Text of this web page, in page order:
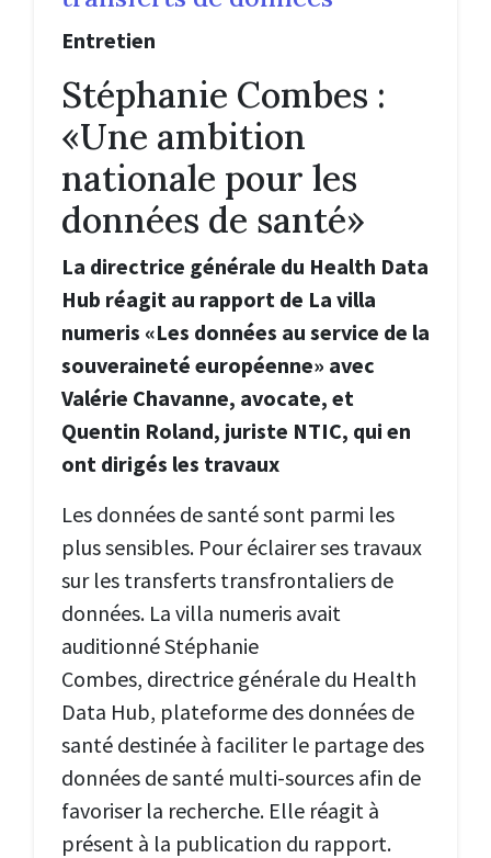
Entretien
Stéphanie Combes :
«Une ambition
nationale pour les
données de santé»
La directrice générale du Health Data
Hub réagit au rapport de La villa
numeris «Les données au service de la
souveraineté européenne» avec
Valérie Chavanne, avocate, et
Quentin Roland, juriste NTIC, qui en
ont dirigés les travaux
Les données de santé sont parmi les
plus sensibles. Pour éclairer ses travaux
sur les transferts transfrontaliers de
données. La villa numeris avait
auditionné Stéphanie
Combes, directrice générale du Health
Data Hub, plateforme des données de
santé destinée à faciliter le partage des
données de santé multi-sources afin de
favoriser la recherche. Elle réagit à
présent à la publication du rapport.